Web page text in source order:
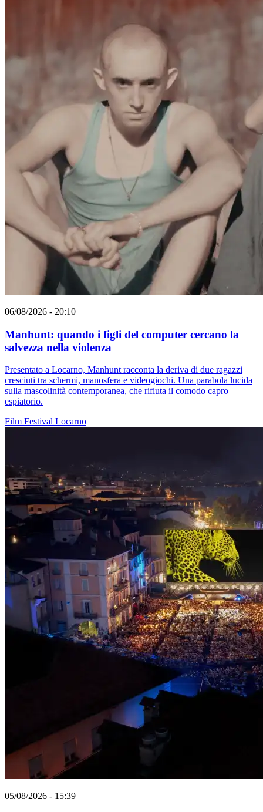
06/08/2026 - 20:10
Manhunt: quando i figli del computer cercano la
salvezza nella violenza
Presentato a Locarno, Manhunt racconta la deriva di due ragazzi
cresciuti tra schermi, manosfera e videogiochi. Una parabola lucida
sulla mascolinità contemporanea, che rifiuta il comodo capro
espiatorio.
Film Festival Locarno
05/08/2026 - 15:39